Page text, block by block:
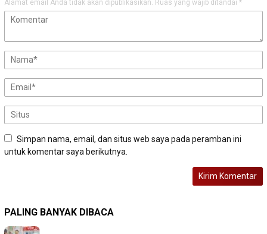
Alamat email Anda tidak akan dipublikasikan. Ruas yang wajib ditandai *
Simpan nama, email, dan situs web saya pada peramban ini
untuk komentar saya berikutnya.
PALING BANYAK DIBACA